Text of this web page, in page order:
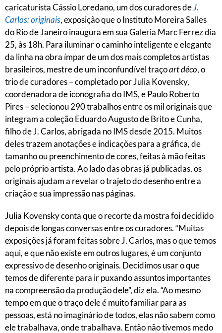
caricaturista Cássio Loredano, um dos curadores deJ.
Carlos: originais, exposição que o Instituto Moreira Salles
do Rio de Janeiro inaugura em sua Galeria Marc Ferrez dia
25, às 18h. Para iluminar o caminho inteligente e elegante
da linha na obra ímpar de um dos mais completos artistas
brasileiros, mestre de um inconfundível traçoart déco, o
trio de curadores – completado por Julia Kovensky,
coordenadora de iconografia do IMS, e Paulo Roberto
Pires – selecionou 290 trabalhos entre os mil originais que
integram a coleção Eduardo Augusto de Brito e Cunha,
filho de J. Carlos, abrigada no IMS desde 2015. Muitos
deles trazem anotações e indicações para a gráfica, de
tamanho ou preenchimento de cores, feitas à mão feitas
pelo próprio artista. Ao lado das obras já publicadas, os
originais ajudam a revelar o trajeto do desenho entre a
criação e sua impressão nas páginas.
Julia Kovensky conta que o recorte da mostra foi decidido
depois de longas conversas entre os curadores. “Muitas
exposições já foram feitas sobre J. Carlos, mas o que temos
aqui, e que não existe em outros lugares, é um conjunto
expressivo de desenho originais. Decidimos usar o que
temos de diferente para ir puxando assuntos importantes
na compreensão da produção dele”, diz ela. “Ao mesmo
tempo em que o traço dele é muito familiar para as
pessoas, está no imaginário de todos, elas não sabem como
ele trabalhava, onde trabalhava. Então não tivemos medo